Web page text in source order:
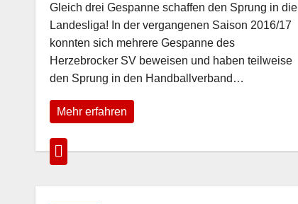
Gleich drei Gespanne schaffen den Sprung in die
Landesliga! In der vergangenen Saison 2016/17
konnten sich mehrere Gespanne des
Herzebrocker SV beweisen und haben teilweise
den Sprung in den Handballverband…
Mehr erfahren